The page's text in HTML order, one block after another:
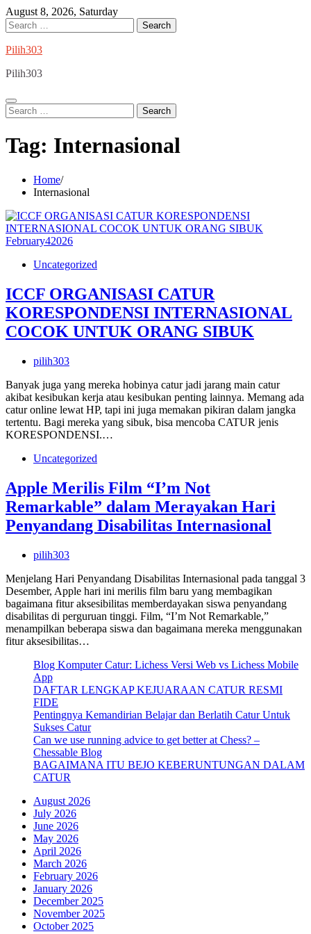
Skip
to
content
August 8, 2026, Saturday
Search
for:
Pilih303
Pilih303
Search
for:
Tag: Internasional
Home
Internasional
February42026
Uncategorized
ICCF ORGANISASI CATUR
KORESPONDENSI INTERNASIONAL
COCOK UNTUK ORANG SIBUK
pilih303
Banyak juga yang mereka hobinya catur jadi jarang main catur
akibat kesibukan kerja atau kesibukan penting lainnya. Memang ada
catur online lewat HP, tapi ini juga memakan pikiran dalam jangka
tertentu. Bagi mereka yang sibuk, bisa mencoba CATUR jenis
KORESPONDENSI.…
Uncategorized
Apple Merilis Film “I’m Not
Remarkable” dalam Merayakan Hari
Penyandang Disabilitas Internasional
pilih303
Menjelang Hari Penyandang Disabilitas Internasional pada tanggal 3
Desember, Apple hari ini merilis film baru yang membagikan
bagaimana fitur aksesibilitas memberdayakan siswa penyandang
disabilitas di perguruan tinggi. Film, “I’m Not Remarkable,”
menampilkan beberapa siswa dan bagaimana mereka menggunakan
fitur aksesibilitas…
Blog Komputer Catur: Lichess Versi Web vs Lichess Mobile
App
DAFTAR LENGKAP KEJUARAAN CATUR RESMI
FIDE
Pentingnya Kemandirian Belajar dan Berlatih Catur Untuk
Sukses Catur
Can we use running advice to get better at Chess? –
Chessable Blog
BAGAIMANA ITU BEJO KEBERUNTUNGAN DALAM
CATUR
August 2026
July 2026
June 2026
May 2026
April 2026
March 2026
February 2026
January 2026
December 2025
November 2025
October 2025